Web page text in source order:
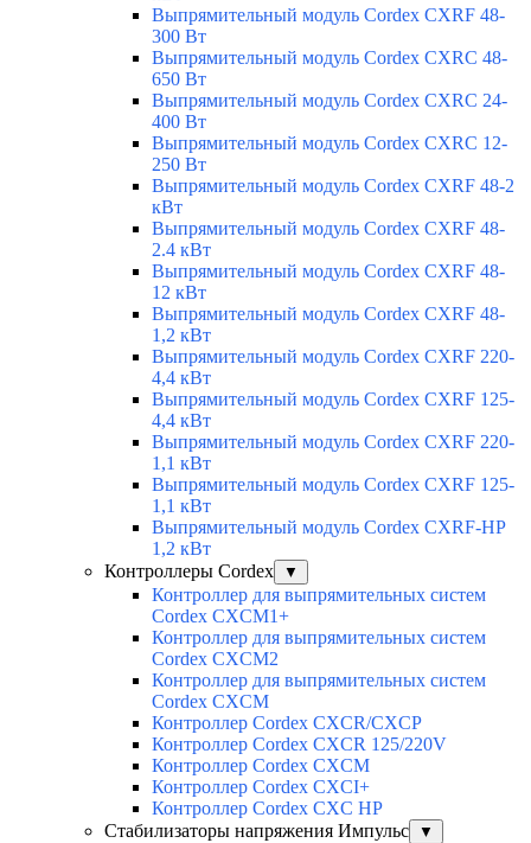
Выпрямительный модуль Cordex CXRF 48-
300 Вт
Выпрямительный модуль Cordex CXRС 48-
650 Вт
Выпрямительный модуль Cordex CXRС 24-
400 Вт
Выпрямительный модуль Cordex CXRС 12-
250 Вт
Выпрямительный модуль Cordex CXRF 48-2
кВт
Выпрямительный модуль Cordex CXRF 48-
2.4 кВт
Выпрямительный модуль Cordex CXRF 48-
12 кВт
Выпрямительный модуль Cordex CXRF 48-
1,2 кВт
Выпрямительный модуль Cordex CXRF 220-
4,4 кВт
Выпрямительный модуль Cordex CXRF 125-
4,4 кВт
Выпрямительный модуль Cordex CXRF 220-
1,1 кВт
Выпрямительный модуль Cordex CXRF 125-
1,1 кВт
Выпрямительный модуль Cordex CXRF-HP
1,2 кВт
Контроллеры Cordex
▼
Контроллер для выпрямительных систем
Cordex CXCM1+
Контроллер для выпрямительных систем
Cordex CXCM2
Контроллер для выпрямительных систем
Cordex CXCM
Контроллер Cordex CXCR/CXCP
Контроллер Cordex CXCR 125/220V
Контроллер Cordex CXCM
Контроллер Cordex CXCI+
Контроллер Cordex CXC HP
Стабилизаторы напряжения Импульс
▼